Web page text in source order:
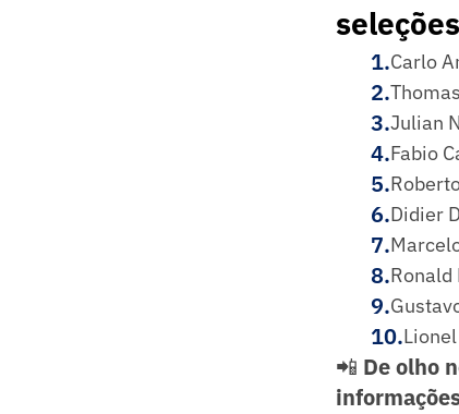
seleções
1.Carlo
2.
3.Julian
4.Fabio
5.
6.Didier
7.
8.Ronald
9.
10.
📲 De olho